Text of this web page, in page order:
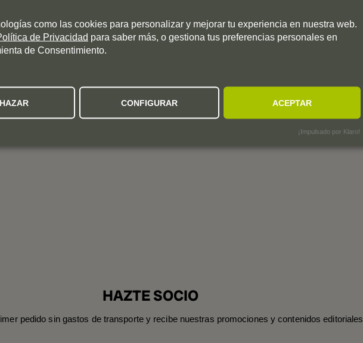
HAZTE SOCIO
pedido sin gastos de transporte y recibe nuestras promociones y contenidos editoriales
como las cookies para personalizar y mejorar tu experiencia en nuestra web.
de Privacidad para saber más, o gestiona tus preferencias personales en
de Consentimiento.
CONFIGURAR ACEPTAR
¡Impulsado por Klaro!